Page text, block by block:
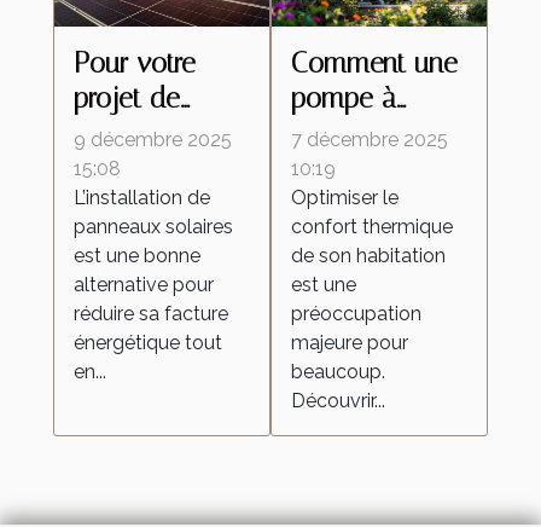
Pour votre
projet de
panneaux
solaires en
région PACA,
contactez
cette
entreprise RGE
!
9 décembre 2025
15:08
L’installation de
panneaux solaires
est une bonne
alternative pour
réduire sa facture
énergétique tout
en...
Comment une
pompe à
chaleur air-air
optimise-t-elle
votre confort
thermique ?
7 décembre 2025
10:19
Optimiser le
confort thermique
de son habitation
est une
préoccupation
majeure pour
beaucoup.
Découvrir...